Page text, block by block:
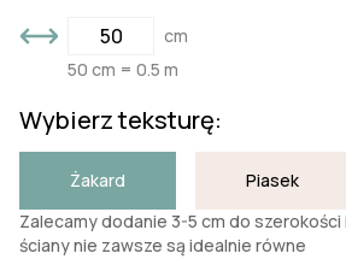
cm
50 cm = 0.5 m
Wybierz teksturę:
Żakard Piasek
Zalecamy dodanie 3-5 cm do
ściany nie zawsze są idealnie równe